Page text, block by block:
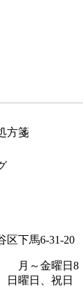
方箋
区下馬6-31-20
月～金曜日8
日曜日、祝日